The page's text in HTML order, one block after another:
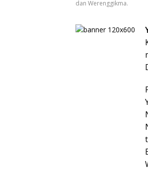
dan Werenggikma.